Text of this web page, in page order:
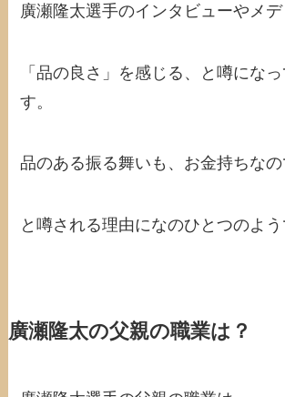
廣瀬隆太選手のインタビューやメ
「品の良さ」を感じる、と噂にな
す。
品のある振る舞いも、お金持ちなの
と噂される理由になのひとつのよう
廣瀬隆太の父親の職業は？